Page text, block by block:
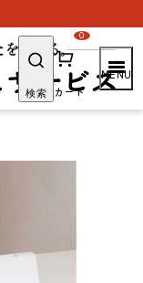
検索 カート
0